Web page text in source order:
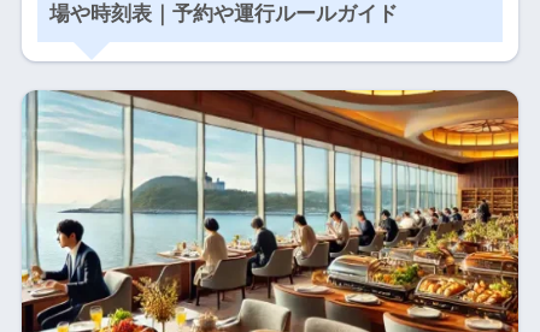
場や時刻表｜予約や運行ルールガイド